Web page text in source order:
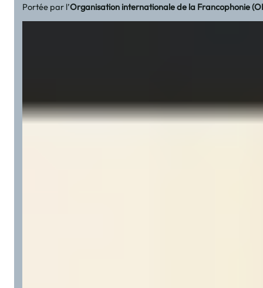
Portée par l’Organisation internationale de la Francophonie